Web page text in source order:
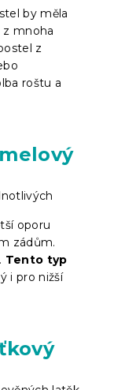
by měla
z mnoha
z
roštu a
oporu
zádům.
Tento typ
i pro nižší